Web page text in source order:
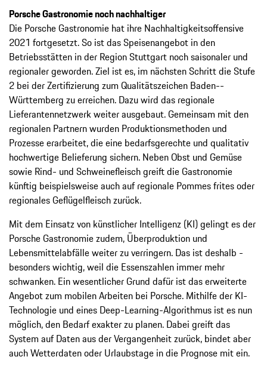
Porsche Gastronomie noch nachhaltiger
Die Porsche Gastronomie hat ihre Nachhaltigkeitsoffensive
2021 fortgesetzt. So ist das Speisenangebot in den
Betriebsstätten in der Region Stuttgart noch saisonaler und
regionaler geworden. Ziel ist es, im nächsten Schritt die Stufe
2 bei der Zerti­fizierung zum Qualitätszeichen Baden-­
Württemberg zu ­erreichen. Dazu wird das ­regionale
Lieferantennetzwerk weiter aus­gebaut. Gemeinsam mit den
regionalen ­Partnern wurden Produktionsmethoden und
Prozesse erarbeitet, die eine bedarfsgerechte und qualitativ
hochwertige Belieferung ­sichern. Neben Obst und Gemüse
sowie Rind- und Schweinefleisch greift die Gastronomie
künftig beispielsweise auch auf ­regionale Pommes frites oder
regionales ­Geflügelfleisch zurück.
Mit dem Einsatz von künstlicher Intelligenz (KI) gelingt es der
Porsche Gastronomie zudem, Überproduktion und
Lebensmittelabfälle ­weiter zu verringern. Das ist deshalb ­
besonders wichtig, weil die Essenszahlen immer mehr
schwanken. Ein wesentlicher Grund dafür ist das erweiterte
Angebot zum mobilen Arbeiten bei Porsche. Mithilfe der KI-
Technologie und eines Deep-Learning-­Algorithmus ist es nun
möglich, den Bedarf exakter zu planen. Dabei greift das
System auf Daten aus der Vergangenheit zurück, ­bindet aber
auch Wetterdaten oder Urlaubstage in die Prognose mit ein.